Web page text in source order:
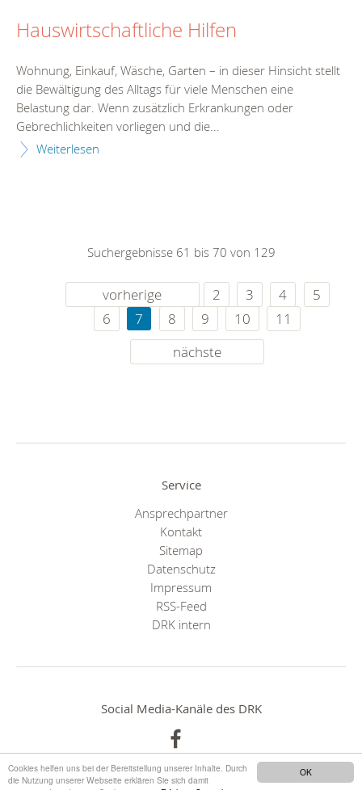
OK
Cookies helfen uns bei der Bereitstellung unserer Inhalte. Durch
die Nutzung unserer Webseite erklären Sie sich damit
Hauswirtschaftliche Hilfen
Wohnung, Einkauf, Wäsche, Garten – in dieser Hinsicht stellt
die Bewältigung des Alltags für viele Menschen eine
Belastung dar. Wenn zusätzlich Erkrankungen oder
Gebrechlichkeiten vorliegen und die...
Weiterlesen
Suchergebnisse 61 bis 70 von 129
vorherige 2 3 4
5
6
7 8 9 10
11
nächste
Service
Ansprechpartner
Kontakt
Sitemap
Datenschutz
Impressum
RSS-Feed
DRK intern
Social Media-Kanäle des DRK